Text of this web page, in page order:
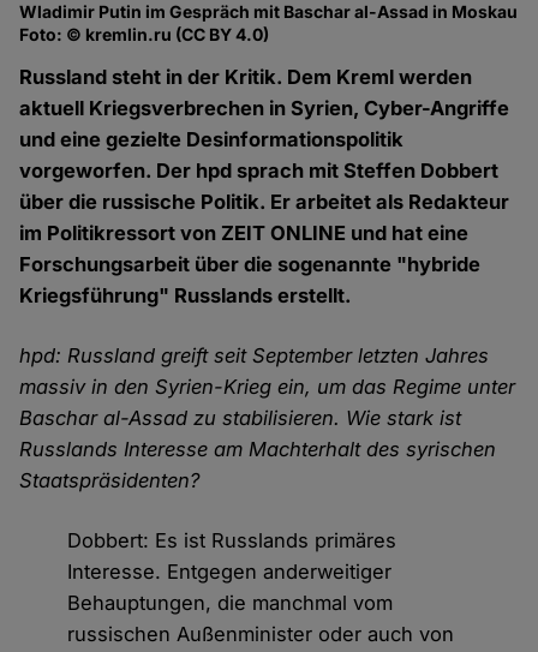
Wladimir Putin im Gespräch mit Baschar al-Assad in Moskau
Foto: © kremlin.ru (CC BY 4.0)
Russland steht in der Kritik. Dem Kreml werden
aktuell Kriegsverbrechen in Syrien, Cyber-Angriffe
und eine gezielte Desinformationspolitik
vorgeworfen. Der hpd sprach mit Steffen Dobbert
über die russische Politik. Er arbeitet als Redakteur
im Politikressort von ZEIT ONLINE und hat eine
Forschungsarbeit über die sogenannte "hybride
Kriegsführung" Russlands erstellt.
hpd: Russland greift seit September letzten Jahres
massiv in den Syrien-Krieg ein, um das Regime unter
Baschar al-Assad zu stabilisieren. Wie stark ist
Russlands Interesse am Machterhalt des syrischen
Staatspräsidenten?
Dobbert: Es ist Russlands primäres
Interesse. Entgegen anderweitiger
Behauptungen, die manchmal vom
russischen Außenminister oder auch von